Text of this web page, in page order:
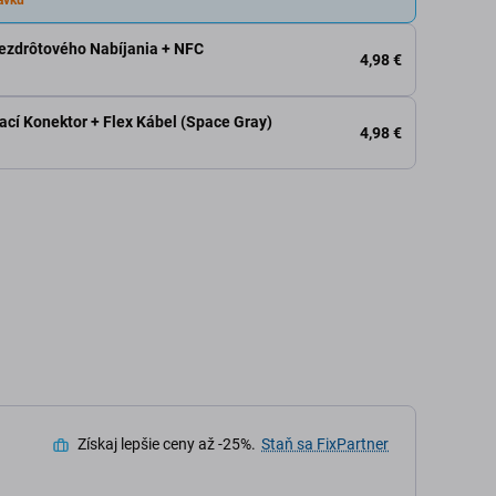
Nabíjania + NFC
4,98 €
Konektor + Flex Kábel (Space Gray)
4,98 €
Získaj lepšie ceny až -25%. Staň sa FixPartner